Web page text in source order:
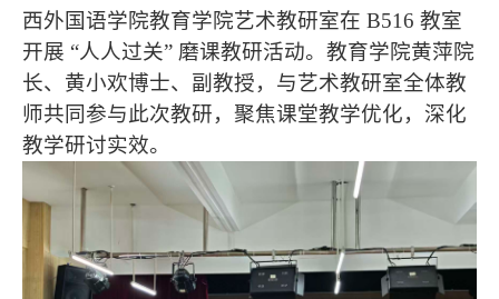
西外国语学院教育学院艺术教研室在 B516 教室
开展 “人人过关” 磨课教研活动。教育学院黄萍院
长、黄小欢博士、副教授，与艺术教研室全体教
师共同参与此次教研，聚焦课堂教学优化，深化
教学研讨实效。